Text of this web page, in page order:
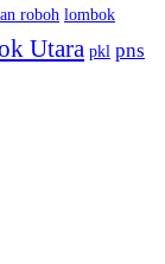
roboh lombok
Utara pkl pns